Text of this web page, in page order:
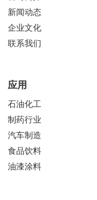
新闻动态
企业文化
联系我们
应用
石油化工
制药行业
汽车制造
食品饮料
油漆涂料